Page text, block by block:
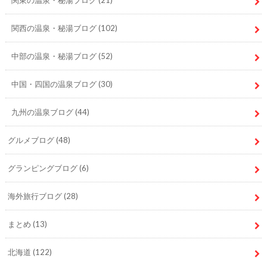
関西の温泉・秘湯ブログ(102)
中部の温泉・秘湯ブログ(52)
中国・四国の温泉ブログ(30)
九州の温泉ブログ(44)
グルメブログ(48)
グランピングブログ(6)
海外旅行ブログ(28)
まとめ (13)
北海道 (122)